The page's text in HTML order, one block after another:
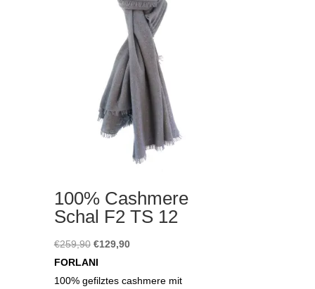
100% Cashmere
Schal F2 TS 12
€259,90 Ursprünglicher
Preis
war:
€129,90Aktueller
ist:
FORLANI
100% gefilztes cashmere mit